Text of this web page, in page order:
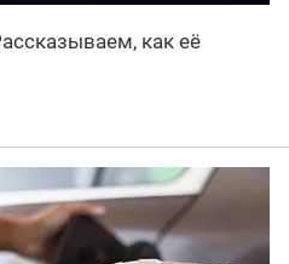
как её